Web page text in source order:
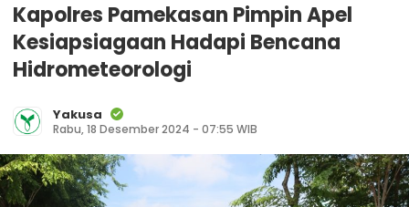
Kapolres Pamekasan Pimpin Apel
Kesiapsiagaan Hadapi Bencana
Hidrometeorologi
Yakusa
Rabu, 18 Desember 2024 - 07:55 WIB